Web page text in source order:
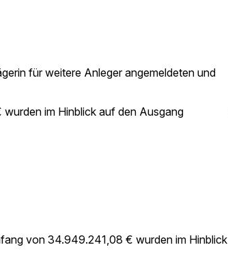
für weitere Anleger angemeldeten und
im Hinblick auf den Ausgang
von 34.949.241,08 € wurden im Hinblick